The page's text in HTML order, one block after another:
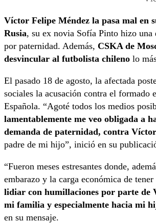
Víctor Felipe Méndez la pasa mal en
Rusia, su ex novia Sofía Pinto hizo una
por paternidad. Además, CSKA de
desvincular al futbolista chileno lo
El pasado 18 de agosto, la afectada
sociales la acusación contra el formado
Española. “Agoté todos los medios
lamentablemente me veo obligada a
demanda de paternidad, contra
padre de mi hijo”, inició en su
“Fueron meses estresantes donde,
embarazo y la carga económica de
lidiar con humillaciones por parte de
mi familia y especialmente hacia mi
en su mensaje.